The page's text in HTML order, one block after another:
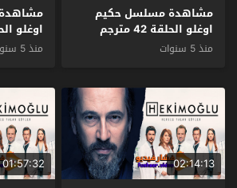
مشاهدة مسلسل حكيم
اوغلو الحلقة 42 مترجم
منذ 5 سنوات
اوغلو الحلقة
منذ 5 سنوات
02:14:13
01:57:32